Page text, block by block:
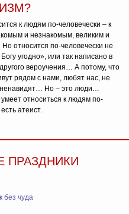
к людям по-человечески – к
и незнакомым, великим и
относится по-человечески не
угодно», или так написано в
вероучения… А потому, что
рядом с нами, любят нас, не
Но – это люди…
относиться к людям по-
атеист.
ПРАЗДНИКИ
без чуда